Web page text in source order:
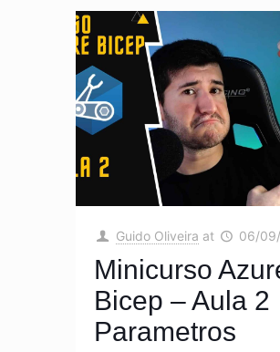
Guido Oliveira at 06/
Minicurso
Bicep – Aula 2
Parametros